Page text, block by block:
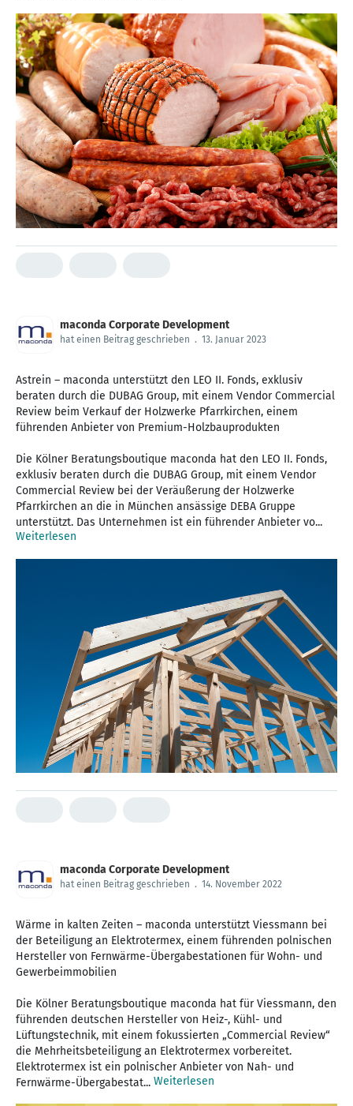
maconda Corporate Development
hat einen Beitrag geschrieben . 13. Januar 2023
Astrein – maconda unterstützt den LEO II. Fonds, exklusiv
beraten durch die DUBAG Group, mit einem Vendor Commercial
Review beim Verkauf der Holzwerke Pfarrkirchen, einem
führenden Anbieter von Premium-Holzbauprodukten
Die Kölner Beratungsboutique maconda hat den LEO II. Fonds,
exklusiv beraten durch die DUBAG Group, mit einem Vendor
Commercial Review bei der Veräußerung der Holzwerke
Pfarrkirchen an die in München ansässige DEBA Gruppe
unterstützt. Das Unternehmen ist ein führender Anbieter vo...
Weiterlesen
maconda Corporate Development
hat einen Beitrag geschrieben . 14. November 2022
Wärme in kalten Zeiten – maconda unterstützt Viessmann bei
der Beteiligung an Elektrotermex, einem führenden polnischen
Hersteller von Fernwärme-Übergabestationen für Wohn- und
Gewerbeimmobilien
Die Kölner Beratungsboutique maconda hat für Viessmann, den
führenden deutschen Hersteller von Heiz-, Kühl- und
Lüftungstechnik, mit einem fokussierten „Commercial Review“
die Mehrheitsbeteiligung an Elektrotermex vorbereitet.
Elektrotermex ist ein polnischer Anbieter von Nah- und
Fernwärme-Übergabestat... Weiterlesen